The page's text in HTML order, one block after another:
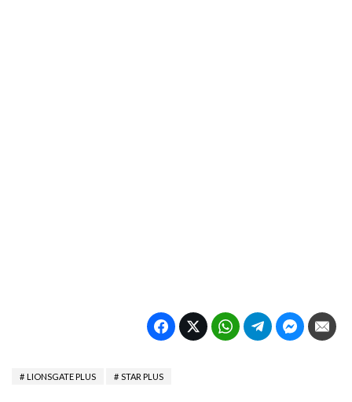
LIONSGATE PLUS STAR PLUS